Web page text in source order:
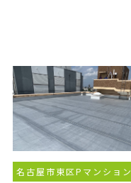
名古屋市東区Pマンション